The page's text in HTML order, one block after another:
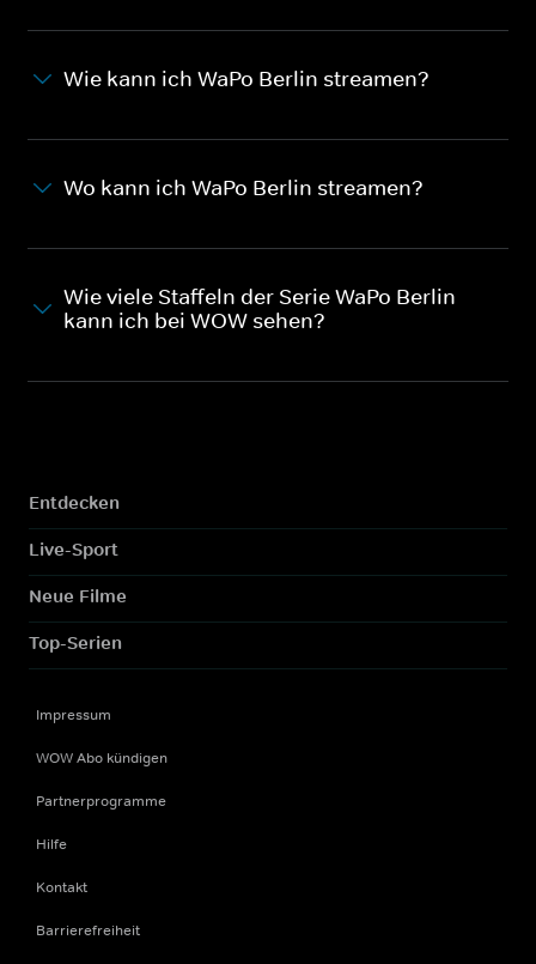
Wie kann ich WaPo Berlin streamen?
Wo kann ich WaPo Berlin streamen?
Wie viele Staffeln der Serie WaPo Berlin
kann ich bei WOW sehen?
Entdecken
Live-Sport
Neue Filme
Top-Serien
Impressum
WOW Abo kündigen
Partnerprogramme
Hilfe
Kontakt
Barrierefreiheit